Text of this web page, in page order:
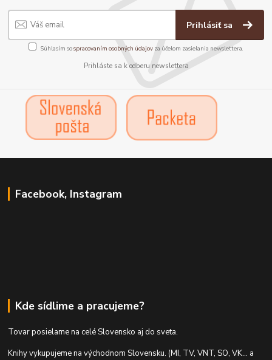
Prihlásiť sa
Súhlasím sospracovaním osobných údajov za účelom zasielania newslettera.
Prihláste sa k odberu newslettera
Facebook, Instagram
Kde sídlime a pracujeme?
Tovar posielame na celé Slovensko aj do sveta.
Knihy vykupujeme na východnom Slovensku. (MI, TV, VNT, SO, VK... a